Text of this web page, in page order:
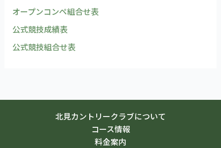
オープンコンペ組合せ表
公式競技成績表
公式競技組合せ表
北見カントリークラブについて
コース情報
料金案内